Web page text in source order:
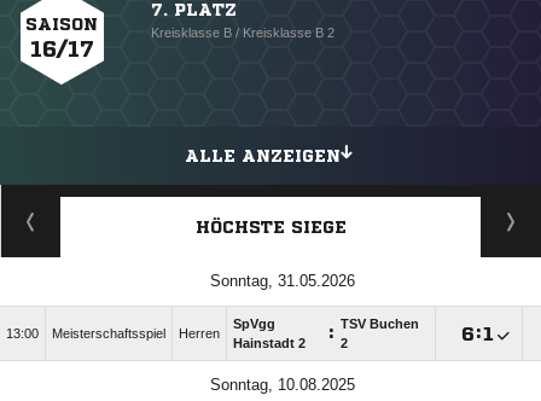
SAISON
16/17
7. PLATZ
Kreisklasse B / Kreisklasse B 2
ALLE ANZEIGEN
HÖCHSTE SIEGE
Sonntag, 31.05.2026
13:00 Meisterschaftsspiel Herren
SpVgg
Hainstadt 2
: TSV Buchen
2
:
Sonntag, 10.08.2025